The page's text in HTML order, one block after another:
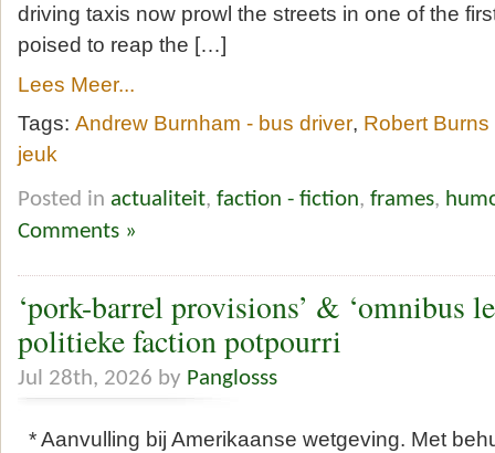
driving taxis now prowl the streets in one of the
poised to reap the […]
Lees Meer...
Tags: Andrew Burnham - bus driver, Robert
jeuk
Posted in actualiteit, faction - fiction, frames,
Comments »
‘pork-barrel provisions’ & ‘omnibus
politieke faction potpourri
Jul 28th, 2026 by Panglosss
* Aanvulling bij Amerikaanse wetgeving. Met